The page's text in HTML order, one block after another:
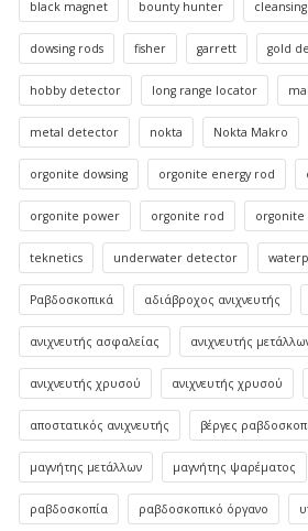
black magnet bounty hunter
dowsing rods fisher garrett gold
hobby detector long range locator
metal detector nokta Nokta Makro
orgonite dowsing orgonite energy rod
orgonite power orgonite rod orgonite
teknetics underwater detector
Ραβδοσκοπικά αδιάβροχος ανιχνευτής
ανιχνευτής ασφαλείας ανιχνευτής
ανιχνευτής χρυσού ανιχνευτής χρυσού
αποστατικός ανιχνευτής βέργες
μαγνήτης μετάλλων μαγνήτης ψαρέματος
ραβδοσκοπία ραβδοσκοπικό όργανο